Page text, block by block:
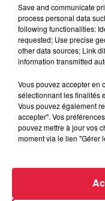
À découvrir
Save and communicate
process personal data
following functionalities:
requested; Use precise
other data sources; Link
information transmitted
Vous pouvez accepter en
sélectionnant les finalités
Vous pouvez également
accepter". Vos
pouvez mettre à jour vos
moment via le lien "Gérer